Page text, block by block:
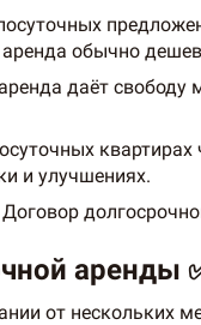
обычно
даёт
и улучшениях.
Договор
аренды
от нескольких